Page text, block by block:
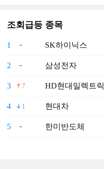
조회급등 종목
1 SK하이닉스
2 삼성전자
3 7 HD현대일렉트릭
4 1 현대차
5 한미반도체